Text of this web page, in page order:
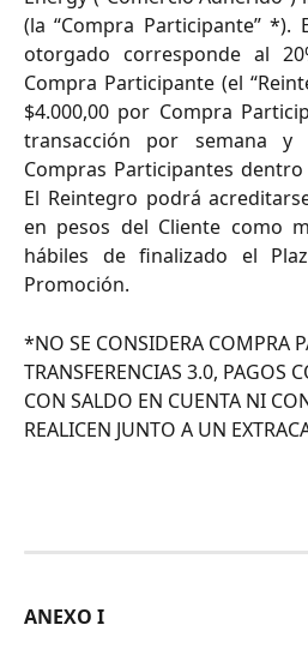
(la “Compra Participante”
otorgado corresponde al
Compra Participante (el
$4.000,00 por Compra
transacción por semana
Compras Participantes
El Reintegro podrá
en pesos del Cliente como
hábiles de finalizado el
Promoción.
*NO SE CONSIDERA COMPRA
TRANSFERENCIAS 3.0, PAGOS
CON SALDO EN CUENTA NI
REALICEN JUNTO A UN
ANEXO I